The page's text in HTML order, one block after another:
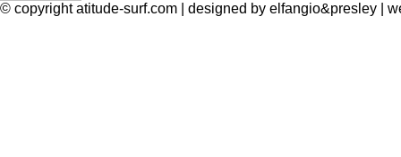
© copyright atitude-surf.com | designed by elfangio&presley |